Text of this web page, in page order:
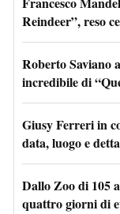
Reindeer”, reso
Roberto Saviano
incredibile di
Giusy Ferreri in
data, luogo e
Dallo Zoo di 105
quattro giorni di